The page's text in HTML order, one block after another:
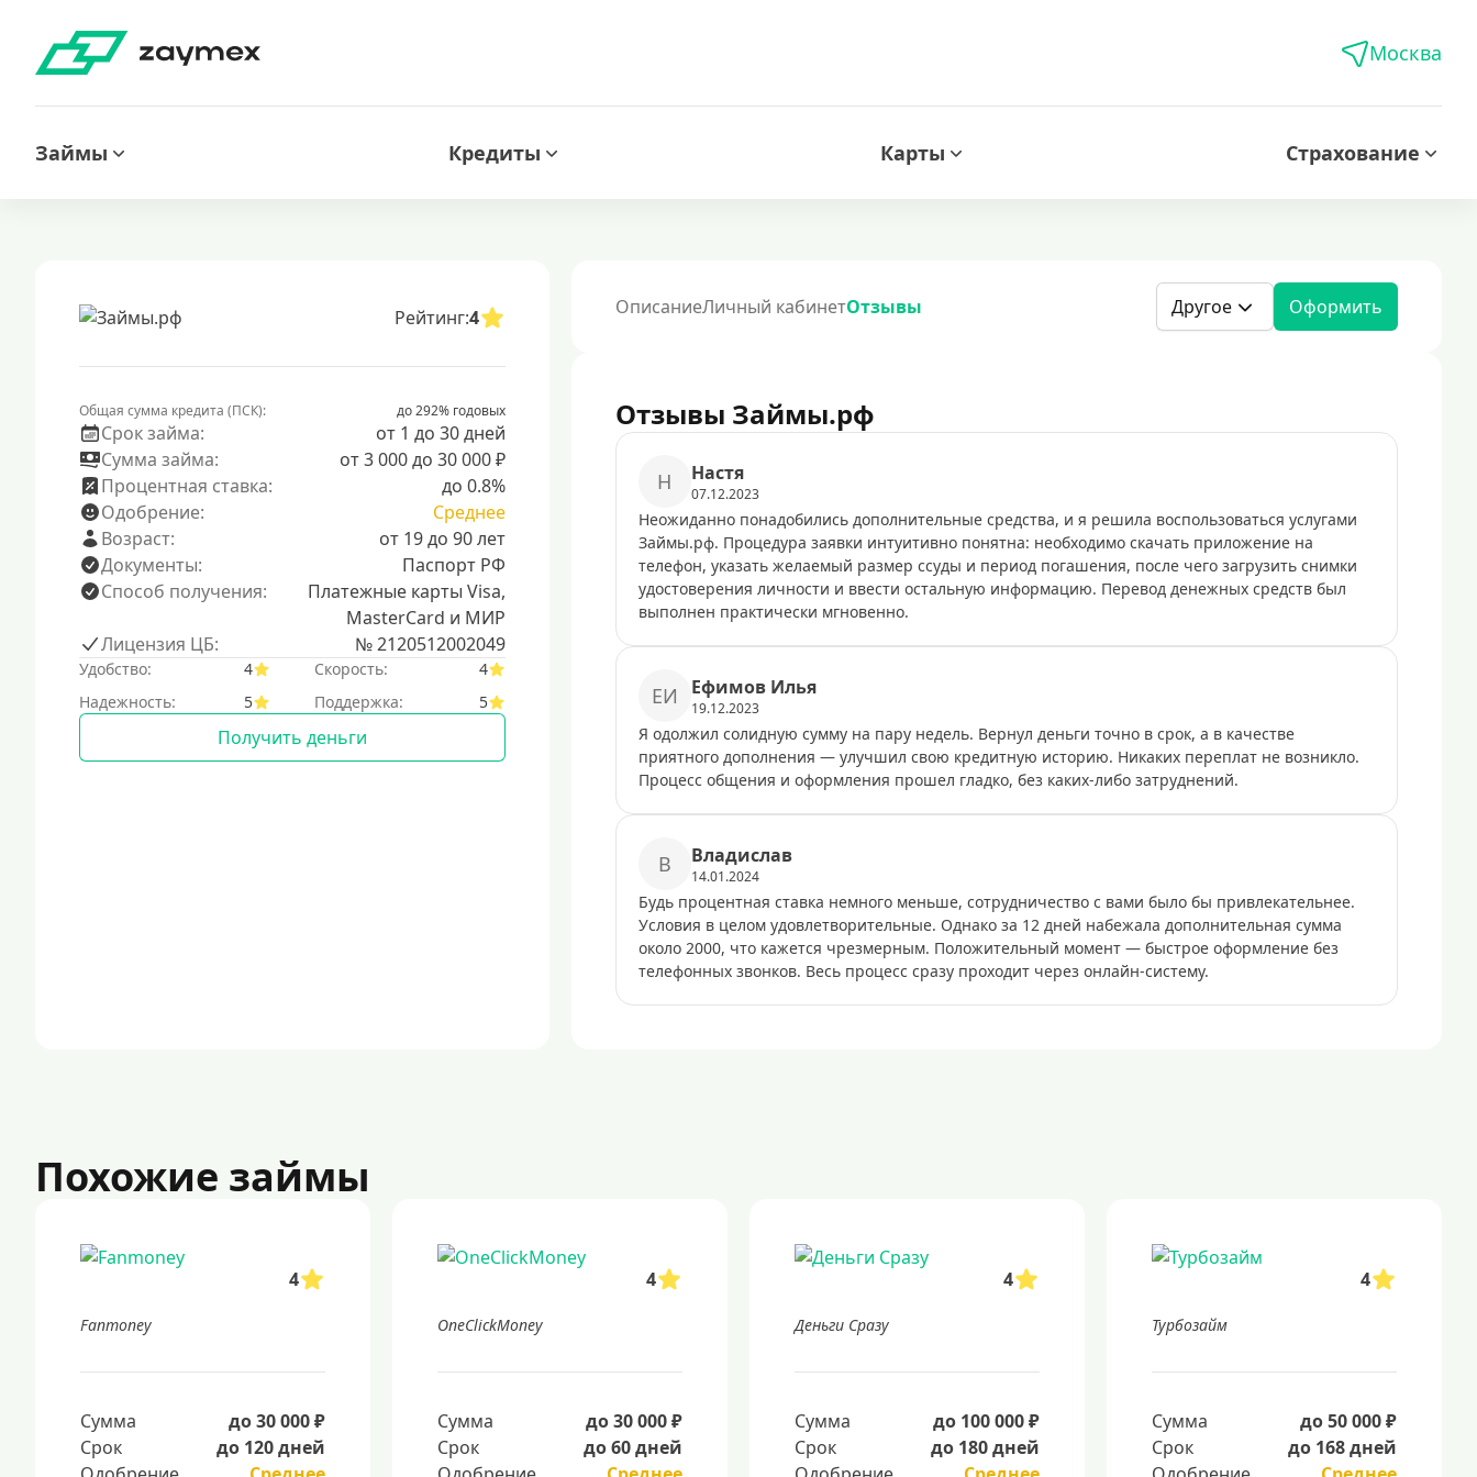
Москва
Займы Кредиты Карты Страхование
Рейтинг:4
Общая сумма кредита (ПСК): до 292% годовых
Срок займа:
от 1 до 30 дней
Сумма займа:
от 3 000 до 30 000 ₽
Процентная ставка:
до 0.8%
Одобрение:
Среднее
Возраст:
от 19 до 90 лет
Документы:
Паспорт РФ
Способ получения:
Платежные карты Visa,
MasterCard и МИР
Лицензия ЦБ:
№ 2120512002049
Удобство: 4 Скорость:
4
Надежность:
5 Поддержка: 5
Получить деньги
ОписаниеЛичный кабинетОтзывы Другое Оформить
Отзывы Займы.рф
Н Нacтя
07.12.2023
Неожиданно понадобились дополнительные средства, и я решила воспользоваться услугами
Займы.рф. Процедура заявки интуитивно понятна: необходимо скачать приложение на
телефон, указать желаемый размер ссуды и период погашения, после чего загрузить снимки
удостоверения личности и ввести остальную информацию. Перевод денежных средств был
выполнен практически мгновенно.
EИ Eфимoв Илья
19.12.2023
Я одолжил солидную сумму на пару недель. Вернул деньги точно в срок, а в качестве
приятного дополнения — улучшил свою кредитную историю. Никаких переплат не возникло.
Процесс общения и оформления прошел гладко, без каких-либо затруднений.
B Bлaдиcлaв
14.01.2024
Будь процентная ставка немного меньше, сотрудничество с вами было бы привлекательнее.
Условия в целом удовлетворительные. Однако за 12 дней набежала дополнительная сумма
около 2000, что кажется чрезмерным. Положительный момент — быстрое оформление без
телефонных звонков. Весь процесс сразу проходит через онлайн-систему.
Похожие займы
4
Fanmoney
Сумма
до 30 000 ₽
Срок
до 120 дней
4
OneClickMoney
Сумма
до 30 000 ₽
Срок
до 60 дней
4
Деньги Сразу
Сумма
до 100 000 ₽
Срок
до 180 дней
4
Турбозайм
Сумма
до 50 000 ₽
Срок
до 168 дней